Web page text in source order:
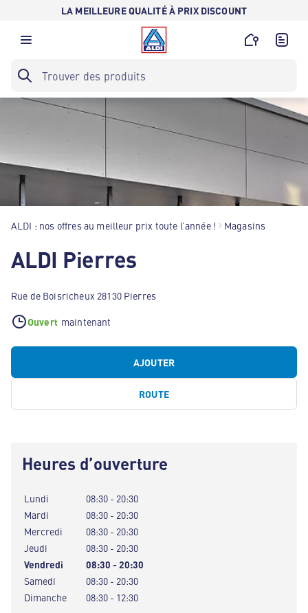
LA MEILLEURE QUALITÉ À PRIX DISCOUNT
ALDI : nos offres au meilleur prix toute l’année ! Magasins
ALDI Pierres
Rue de Boisricheux 28130 Pierres
Ouvert maintenant
AJOUTER
ROUTE
Heures d’ouverture
Lundi
08:30 - 20:30
Mardi
08:30 - 20:30
Mercredi
08:30 - 20:30
Jeudi
08:30 - 20:30
Vendredi
08:30 - 20:30
Samedi
08:30 - 20:30
Dimanche
08:30 - 12:30